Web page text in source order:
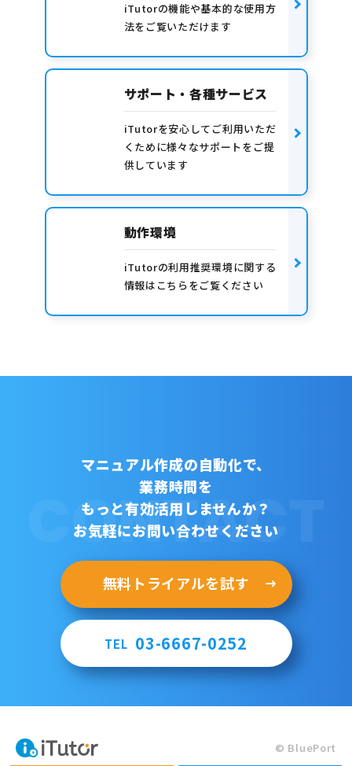
iTutorの機能や基本的な使用方
法をご覧いただけます
サポート・各種サービス
iTutorを安心してご利用いただ
くために様々なサポートをご提
供しています
動作環境
iTutorの利用推奨環境に関する
情報はこちらをご覧ください
CONTACT
マニュアル作成の自動化で、
業務時間を
もっと有効活用しませんか？
お気軽にお問い合わせください
無料トライアルを試す
TEL 03-6667-0252
© BluePort